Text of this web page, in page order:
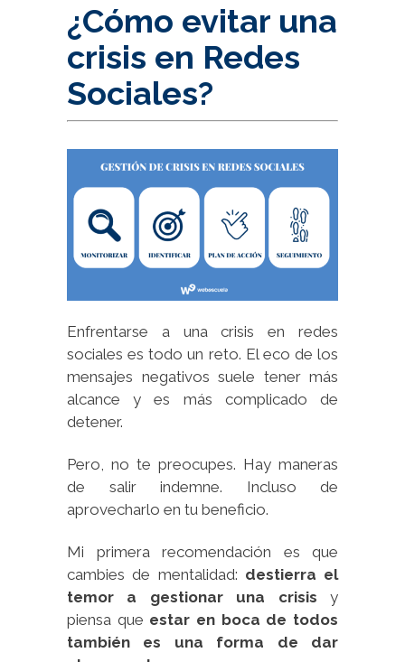
¿Cómo evitar una
crisis en Redes
Sociales?
Enfrentarse a una crisis en redes
sociales es todo un reto. El eco de los
mensajes negativos suele tener más
alcance y es más complicado de
detener.
Pero, no te preocupes. Hay maneras
de salir indemne. Incluso de
aprovecharlo en tu beneficio.
Mi primera recomendación es que
cambies de mentalidad: destierra el
temor a gestionar una crisis y
piensa que estar en boca de todos
también es una forma de dar